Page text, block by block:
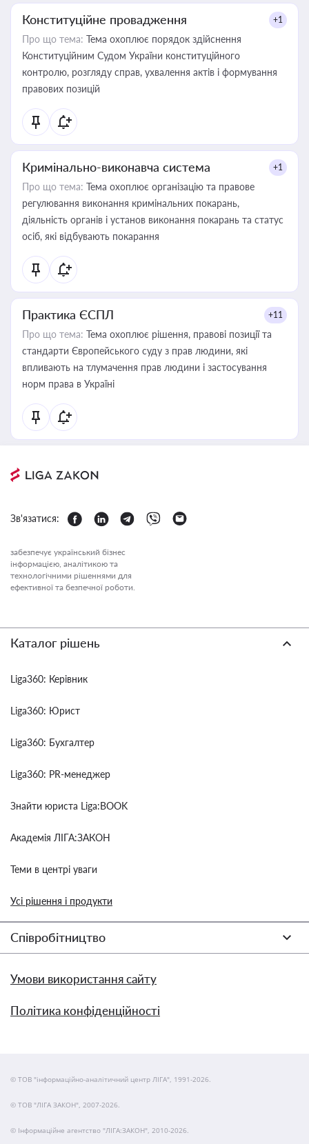
Конституційне провадження +1
Про що тема: Тема охоплює порядок здійснення
Конституційним Судом України конституційного
контролю, розгляду справ, ухвалення актів і формування
правових позицій
Кримінально-виконавча система +1
Про що тема: Тема охоплює організацію та правове
регулювання виконання кримінальних покарань,
діяльність органів і установ виконання покарань та статус
осіб, які відбувають покарання
Практика ЄСПЛ +11
Про що тема: Тема охоплює рішення, правові позиції та
стандарти Європейського суду з прав людини, які
впливають на тлумачення прав людини і застосування
норм права в Україні
Зв'язатися:
забезпечує український бізнес
інформацією, аналітикою та
технологічними рішеннями для
ефективної та безпечної роботи.
Каталог рішень
Liga360: Керівник
Liga360: Юрист
Liga360: Бухгалтер
Liga360: PR-менеджер
Знайти юриста Liga:BOOK
Академія ЛІГА:ЗАКОН
Теми в центрі уваги
Усі рішення і продукти
Співробітництво
Умови використання сайту
Політика конфіденційності
© ТОВ "інформаційно-аналітичний центр ЛІГА", 1991-2026.
© ТОВ "ЛІГА ЗАКОН", 2007-2026.
© Інформаційне агентство "ЛІГА:ЗАКОН", 2010-2026.